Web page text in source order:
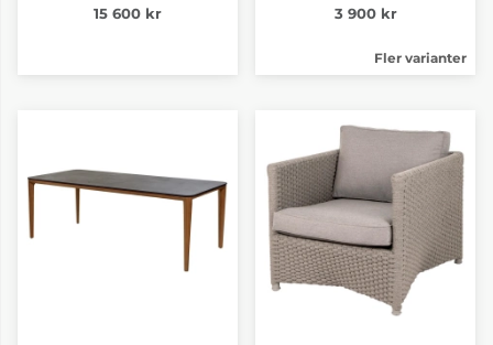
15 600 kr 3 900 kr
Fler varianter